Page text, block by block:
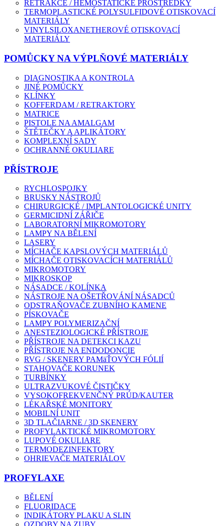
RETRAKCE / HEMOSTATICKÉ PROSTŘEDKY
TERMOPLASTICKÉ POLYSULFIDOVÉ OTISKOVACÍ
MATERIÁLY
VINYLSILOXANETHEROVÉ OTISKOVACÍ
MATERIÁLY
POMŮCKY NA VÝPLŇOVÉ MATERIÁLY
DIAGNOSTIKA A KONTROLA
JINÉ POMŮCKY
KLÍNKY
KOFFERDAM / RETRAKTORY
MATRICE
PISTOLE NA AMALGAM
ŠTĚTEČKY A APLIKÁTORY
KOMPLEXNÍ SADY
OCHRANNÉ OKULIARE
PŘÍSTROJE
RYCHLOSPOJKY
BRUSKY NÁSTROJŮ
CHIRURGICKÉ / IMPLANTOLOGICKÉ UNITY
GERMICIDNÍ ZÁŘIČE
LABORATORNÍ MIKROMOTORY
LAMPY NA BĚLENÍ
LASERY
MÍCHAČE KAPSLOVÝCH MATERIÁLŮ
MÍCHAČE OTISKOVACÍCH MATERIÁLŮ
MIKROMOTORY
MIKROSKOP
NÁSADCE / KOLÍNKA
NÁSTROJE NA OŠETŘOVÁNÍ NÁSADCŮ
ODSTRAŇOVAČE ZUBNÍHO KAMENE
PÍSKOVAČE
LAMPY POLYMERIZAČNÍ
ANESTEZIOLOGICKÉ PŘÍSTROJE
PŘÍSTROJE NA DETEKCI KAZU
PŘÍSTROJE NA ENDODONCIE
RVG / SKENERY PAMäŤOVÝCH FÓLIÍ
STAHOVAČE KORUNEK
TURBÍNKY
ULTRAZVUKOVÉ ČISTIČKY
VYSOKOFREKVENČNÝ PRÚD/KAUTER
LÉKAŘSKÉ MONITORY
MOBILNÍ UNIT
3D TLAČIARNE / 3D SKENERY
PROFYLAKTICKÉ MIKROMOTORY
LUPOVÉ OKULIARE
TERMODEZINFEKTORY
OHRIEVAČE MATERIÁLOV
PROFYLAXE
BĚLENÍ
FLUORIDACE
INDIKÁTORY PLAKU A SLIN
OZDOBY NA ZUBY